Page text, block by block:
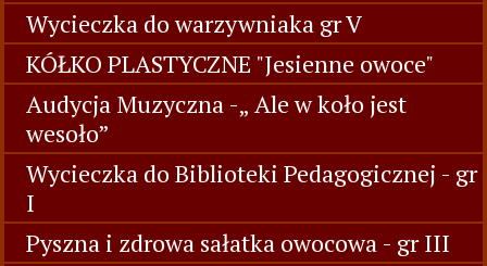
Wycieczka do warzywniaka gr V
KÓŁKO PLASTYCZNE "Jesienne owoce"
Audycja Muzyczna -„ Ale w koło jest
wesoło”
Wycieczka do Biblioteki Pedagogicznej - gr
I
Pyszna i zdrowa sałatka owocowa - gr III